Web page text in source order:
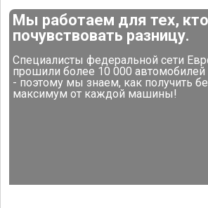
Мы работаем для тех,
почувствовать разницу.
Специалисты федеральной сети
прошили более 10 000
- поэтому мы знаем, как получить
максимум от каждой машины!